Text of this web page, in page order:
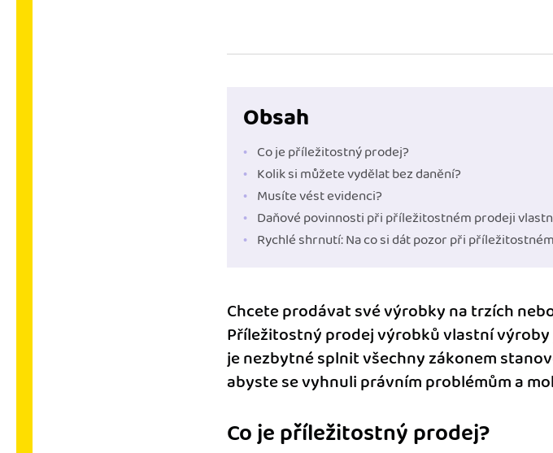
Propojení na další systémy
Nechte iDoklad pracovat za vás. Díky
Obsah
Co je příležitostný prodej?
Kolik si můžete vydělat bez danění?
Musíte vést evidenci?
Daňové povinnosti při příležitostném prodeji
Rychlé shrnutí: Na co si dát pozor při
Chcete prodávat své výrobky na trzích
Příležitostný prodej výrobků vlastní
je nezbytné splnit všechny zákonem
abyste se vyhnuli právním problémům a
Co je příležitostný prodej?